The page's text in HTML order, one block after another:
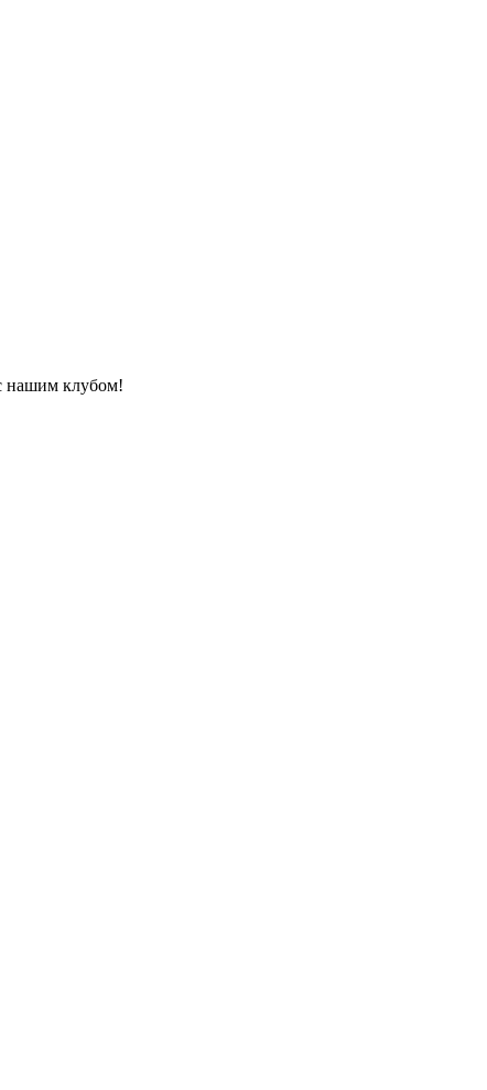
нашим клубом!